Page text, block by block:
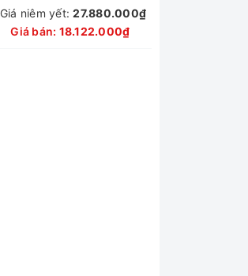
Giá niêm yết:27.880.000₫
Giá bán: 18.122.000₫